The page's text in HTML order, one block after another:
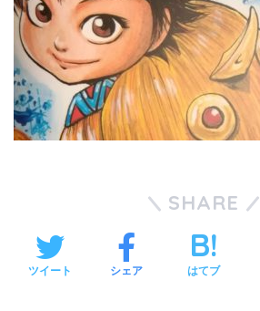
SHARE
ツイート シェア はてブ